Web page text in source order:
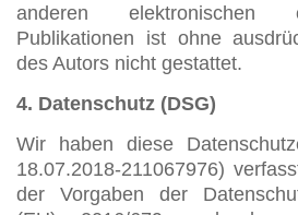
anderen elektronischen
Publikationen ist ohne
des Autors nicht gestattet.
4. Datenschutz (DSG)
Wir haben diese
18.07.2018-211067976)
der Vorgaben der